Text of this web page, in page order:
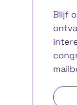
Blijf